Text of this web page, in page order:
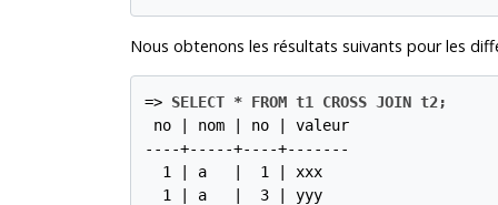
Nous obtenons les résultats suivants pour les
=> SELECT * FROM t1 CROSS JOIN t2;
no | nom | no | valeur
----+-----+----+-------
  1 | a   |  1 | xxx
  1 | a   |  3 | yyy